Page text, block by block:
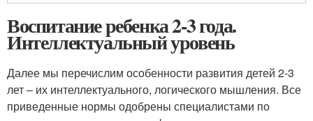
Воспитание ребенка 2-3 года.
Интеллектуальный уровень
Далее мы перечислим особенности развития детей 2-3
лет – их интеллектуального, логического мышления. Все
приведенные нормы одобрены специалистами по